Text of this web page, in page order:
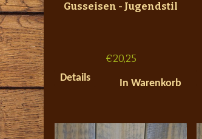
Gusseisen - Jugendstil
€20,25
Details
In Warenkorb